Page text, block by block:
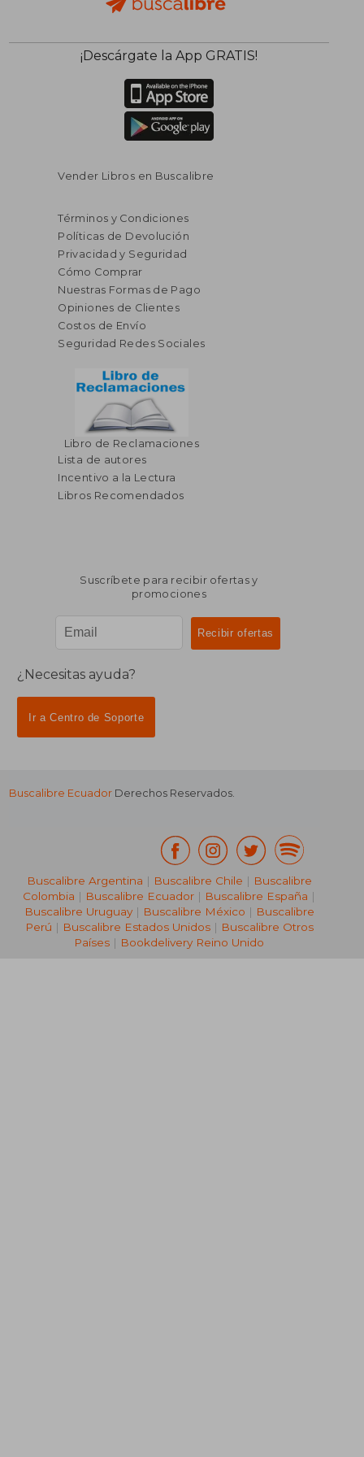
$ 424.42
$ 254.65
45%
dcto.
40%
dcto.
$ 143.39
$ 86.03
¡Descárgate la App GRATIS!
Vender Libros en Buscalibre
Términos y Condiciones
Políticas de Devolución
Privacidad y Seguridad
Cómo Comprar
Nuestras Formas de Pago
Opiniones de Clientes
Costos de Envío
Seguridad Redes Sociales
Libro de Reclamaciones
Lista de autores
Incentivo a la Lectura
Libros Recomendados
Suscríbete para recibir ofertas y
promociones
¿Necesitas ayuda?
Ir a Centro de Soporte
Buscalibre Ecuador Derechos Reservados.
Buscalibre Argentina | Buscalibre Chile | Buscalibre
Colombia | Buscalibre Ecuador | Buscalibre España |
Buscalibre Uruguay| Buscalibre México | Buscalibre
Perú | Buscalibre Estados Unidos| Buscalibre Otros
Países | Bookdelivery Reino Unido